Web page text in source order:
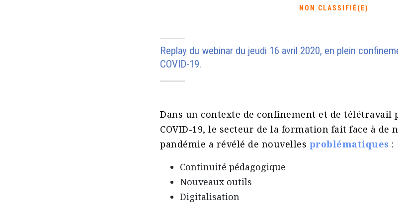
NON CLASSIFIÉ(E)
Replay du webinar du jeudi 16 avril 2020, en plein
COVID-19.
Dans un contexte de confinement et de télétravail
COVID-19, le secteur de la formation fait face à de
pandémie a révélé de nouvelles problématiques :
Continuité pédagogique
Nouveaux outils
Digitalisation